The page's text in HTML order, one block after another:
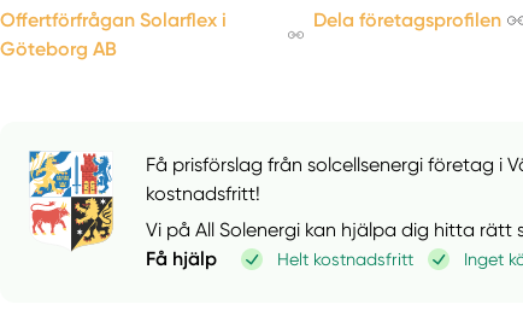
Offertförfrågan Solarflex i
Göteborg AB
Dela företagsprofilen
Få prisförslag från solcellsenergi företag i
kostnadsfritt!
Vi på All Solenergi kan hjälpa dig hitta
Få hjälp
Helt kostnadsfritt Inget